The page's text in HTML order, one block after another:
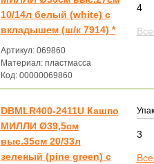
10/14л белый (white) с
вкладышем (ш/к 7914) *
Артикул: 069860
Материал: пластмасса
Код: 00000069860
4
DBMLR400-2411U Кашпо
МИЛЛИ Ø39,5см
выс.35см 20/33л
зеленый (pine green) с
3